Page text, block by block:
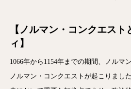
【ノルマン・コンクエス
ィ】
1066年から1154年までの期間、ノルマ
ノルマン・コンクエストが起こりまし